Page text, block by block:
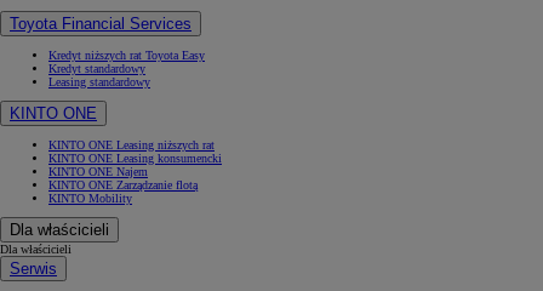
Toyota Financial Services
Kredyt niższych rat Toyota Easy
Kredyt standardowy
Leasing standardowy
KINTO ONE
KINTO ONE Leasing niższych rat
KINTO ONE Leasing konsumencki
KINTO ONE Najem
KINTO ONE Zarządzanie flotą
KINTO Mobility
Dla właścicieli
Dla właścicieli
Serwis